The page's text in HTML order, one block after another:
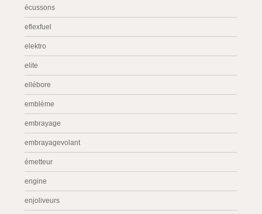
écussons
eflexfuel
elektro
elite
ellébore
emblème
embrayage
embrayagevolant
émetteur
engine
enjoliveurs